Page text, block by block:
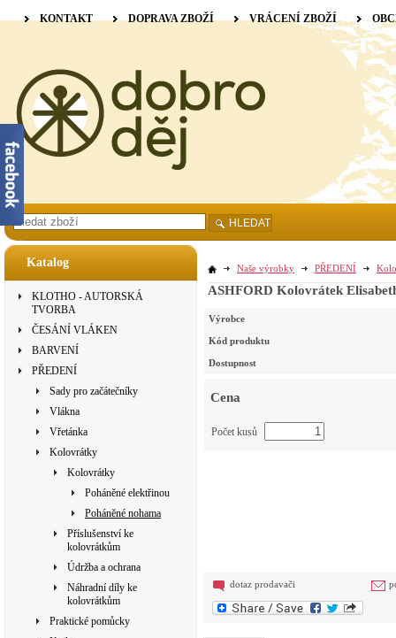
Katalog
KLOTHO - AUTORSKÁ
TVORBA
ČESÁNÍ VLÁKEN
BARVENÍ
PŘEDENÍ
Sady pro začátečníky
Vlákna
Vřetánka
Kolovrátky
Kolovrátky
Poháněné elektřinou
Poháněné nohama
Příslušenství ke
kolovrátkům
Údržba a ochrana
Náhradní díly ke
kolovrátkům
Praktické pomůcky
Naše výrobky PŘEDENÍ
ASHFORD Kolovrátek
Výrobce
Kód produktu
Dostupnost
Cena
Počet kusů
dotaz prodavači
KONTAKT DOPRAVA ZBOŽÍ VRÁCENÍ ZBOŽÍ
HLEDAT